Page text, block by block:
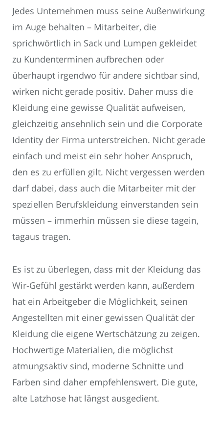
Jedes Unternehmen muss seine Außenwirkung
im Auge behalten – Mitarbeiter, die
sprichwörtlich in Sack und Lumpen gekleidet
zu Kundenterminen aufbrechen oder
überhaupt irgendwo für andere sichtbar sind,
wirken nicht gerade positiv. Daher muss die
Kleidung eine gewisse Qualität aufweisen,
gleichzeitig ansehnlich sein und die Corporate
Identity der Firma unterstreichen. Nicht gerade
einfach und meist ein sehr hoher Anspruch,
den es zu erfüllen gilt. Nicht vergessen werden
darf dabei, dass auch die Mitarbeiter mit der
speziellen Berufskleidung einverstanden sein
müssen – immerhin müssen sie diese tagein,
tagaus tragen.
Es ist zu überlegen, dass mit der Kleidung das
Wir-Gefühl gestärkt werden kann, außerdem
hat ein Arbeitgeber die Möglichkeit, seinen
Angestellten mit einer gewissen Qualität der
Kleidung die eigene Wertschätzung zu zeigen.
Hochwertige Materialien, die möglichst
atmungsaktiv sind, moderne Schnitte und
Farben sind daher empfehlenswert. Die gute,
alte Latzhose hat längst ausgedient.